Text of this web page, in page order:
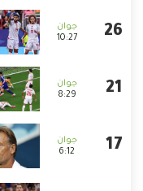
10:27
8:29
6:12